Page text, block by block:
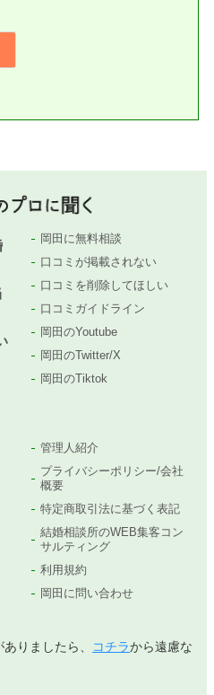
岡田に無料相談
口コミが掲載されない
口コミを削除してほしい
口コミガイドライン
岡田のYoutube
岡田のTwitter/X
岡田のTiktok
管理人紹介
プライバシーポリシー/会社
概要
特定商取引法に基づく表記
結婚相談所のWEB集客コン
サルティング
利用規約
岡田に問い合わせ
りましたら、 コチラから遠慮な